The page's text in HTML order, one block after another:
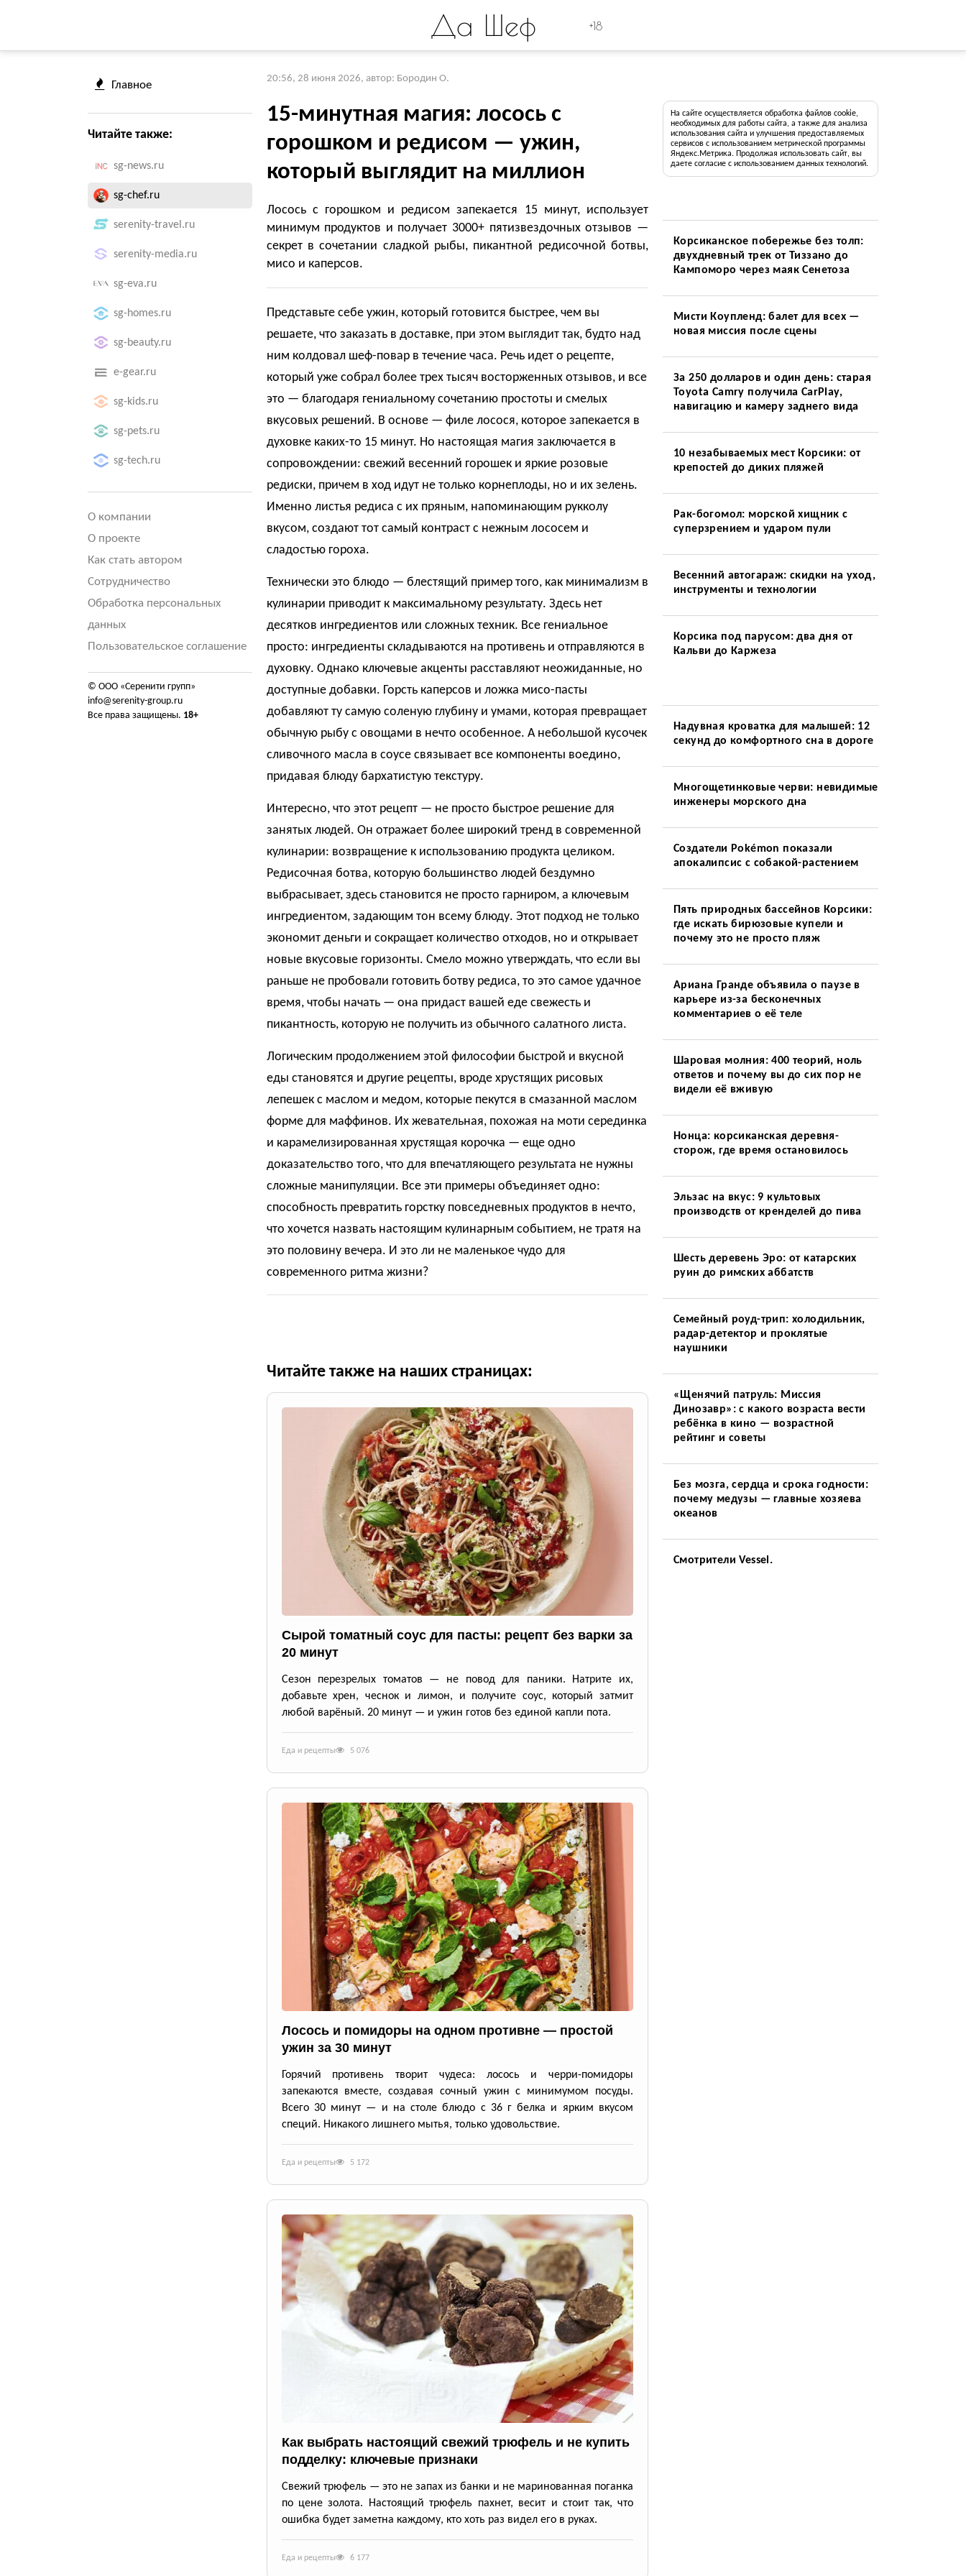
Да Шеф +18
Главное
Читайте также:
sg-news.ru
sg-chef.ru
serenity-travel.ru
serenity-media.ru
sg-eva.ru
sg-homes.ru
sg-beauty.ru
e-gear.ru
sg-kids.ru
sg-pets.ru
sg-tech.ru
О компании
О проекте
Как стать автором
Сотрудничество
Обработка персональных
данных
Пользовательское соглашение
© ООО «Серенити групп»
info@serenity-group.ru
Все права защищены. 18+
20:56, 28 июня 2026, автор: Бородин О.
15-минутная магия: лосось с
горошком и редисом — ужин,
который выглядит на миллион
Лосось с горошком и редисом запекается 15 минут, использует
минимум продуктов и получает 3000+ пятизвездочных отзывов —
секрет в сочетании сладкой рыбы, пикантной редисочной ботвы,
мисо и каперсов.
Представьте себе ужин, который готовится быстрее, чем вы
решаете, что заказать в доставке, при этом выглядит так, будто над
ним колдовал шеф-повар в течение часа. Речь идет о рецепте,
который уже собрал более трех тысяч восторженных отзывов, и все
это — благодаря гениальному сочетанию простоты и смелых
вкусовых решений. В основе — филе лосося, которое запекается в
духовке каких-то 15 минут. Но настоящая магия заключается в
сопровождении: свежий весенний горошек и яркие розовые
редиски, причем в ход идут не только корнеплоды, но и их зелень.
Именно листья редиса с их пряным, напоминающим рукколу
вкусом, создают тот самый контраст с нежным лососем и
сладостью гороха.
Технически это блюдо — блестящий пример того, как минимализм в
кулинарии приводит к максимальному результату. Здесь нет
десятков ингредиентов или сложных техник. Все гениальное
просто: ингредиенты складываются на противень и отправляются в
духовку. Однако ключевые акценты расставляют неожиданные, но
доступные добавки. Горсть каперсов и ложка мисо-пасты
добавляют ту самую соленую глубину и умами, которая превращает
обычную рыбу с овощами в нечто особенное. А небольшой кусочек
сливочного масла в соусе связывает все компоненты воедино,
придавая блюду бархатистую текстуру.
Интересно, что этот рецепт — не просто быстрое решение для
занятых людей. Он отражает более широкий тренд в современной
кулинарии: возвращение к использованию продукта целиком.
Редисочная ботва, которую большинство людей бездумно
выбрасывает, здесь становится не просто гарниром, а ключевым
ингредиентом, задающим тон всему блюду. Этот подход не только
экономит деньги и сокращает количество отходов, но и открывает
новые вкусовые горизонты. Смело можно утверждать, что если вы
раньше не пробовали готовить ботву редиса, то это самое удачное
время, чтобы начать — она придаст вашей еде свежесть и
пикантность, которую не получить из обычного салатного листа.
Логическим продолжением этой философии быстрой и вкусной
еды становятся и другие рецепты, вроде хрустящих рисовых
лепешек с маслом и медом, которые пекутся в смазанной маслом
форме для маффинов. Их жевательная, похожая на моти серединка
и карамелизированная хрустящая корочка — еще одно
доказательство того, что для впечатляющего результата не нужны
сложные манипуляции. Все эти примеры объединяет одно:
способность превратить горстку повседневных продуктов в нечто,
что хочется назвать настоящим кулинарным событием, не тратя на
это половину вечера. И это ли не маленькое чудо для
современного ритма жизни?
Читайте также на наших страницах:
Сырой томатный соус для пасты: рецепт без варки за
20 минут
Сезон перезрелых томатов — не повод для паники. Натрите их,
добавьте хрен, чеснок и лимон, и получите соус, который затмит
любой варёный. 20 минут — и ужин готов без единой капли пота.
Еда и рецепты 5 076
Лосось и помидоры на одном противне — простой
ужин за 30 минут
Горячий противень творит чудеса: лосось и черри-помидоры
запекаются вместе, создавая сочный ужин с минимумом посуды.
Всего 30 минут — и на столе блюдо с 36 г белка и ярким вкусом
специй. Никакого лишнего мытья, только удовольствие.
Еда и рецепты 5 172
Как выбрать настоящий свежий трюфель и не купить
подделку: ключевые признаки
Свежий трюфель — это не запах из банки и не маринованная поганка
по цене золота. Настоящий трюфель пахнет, весит и стоит так, что
ошибка будет заметна каждому, кто хоть раз видел его в руках.
Еда и рецепты 6 177
На сайте осуществляется обработка файлов cookie,
необходимых для работы сайта, а также для анализа
использования сайта и улучшения предоставляемых
сервисов с использованием метрической программы
Яндекс.Метрика. Продолжая использовать сайт, вы
даете согласие с использованием данных технологий.
Корсиканское побережье без толп:
двухдневный трек от Тиззано до
Кампоморо через маяк Сенетоза
Мисти Коупленд: балет для всех —
новая миссия после сцены
За 250 долларов и один день: старая
Toyota Camry получила CarPlay,
навигацию и камеру заднего вида
10 незабываемых мест Корсики: от
крепостей до диких пляжей
Рак-богомол: морской хищник с
суперзрением и ударом пули
Весенний автогараж: скидки на уход,
инструменты и технологии
Корсика под парусом: два дня от
Кальви до Каржеза
Надувная кроватка для малышей: 12
секунд до комфортного сна в дороге
Многощетинковые черви: невидимые
инженеры морского дна
Создатели Pokémon показали
апокалипсис с собакой-растением
Пять природных бассейнов Корсики:
где искать бирюзовые купели и
почему это не просто пляж
Ариана Гранде объявила о паузе в
карьере из-за бесконечных
комментариев о её теле
Шаровая молния: 400 теорий, ноль
ответов и почему вы до сих пор не
видели её вживую
Нонца: корсиканская деревня-
сторож, где время остановилось
Эльзас на вкус: 9 культовых
производств от кренделей до пива
Шесть деревень Эро: от катарских
руин до римских аббатств
Семейный роуд-трип: холодильник,
радар-детектор и проклятые
наушники
«Щенячий патруль: Миссия
Динозавр»: с какого возраста вести
ребёнка в кино — возрастной
рейтинг и советы
Без мозга, сердца и срока годности:
почему медузы — главные хозяева
океанов
Смотрители Vessel.